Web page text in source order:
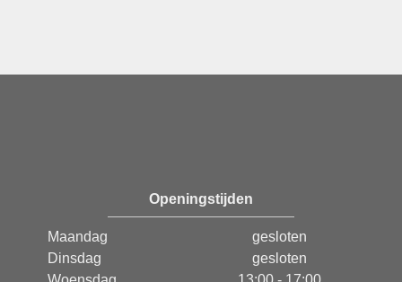
Openingstijden
Maandag
gesloten
Dinsdag
gesloten